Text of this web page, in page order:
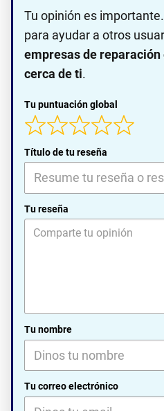
Tu opinión es
para ayudar a otros
empresas de
cerca de ti.
Tu puntuación global
Título de tu reseña
Tu reseña
Tu nombre
Tu correo electrónico